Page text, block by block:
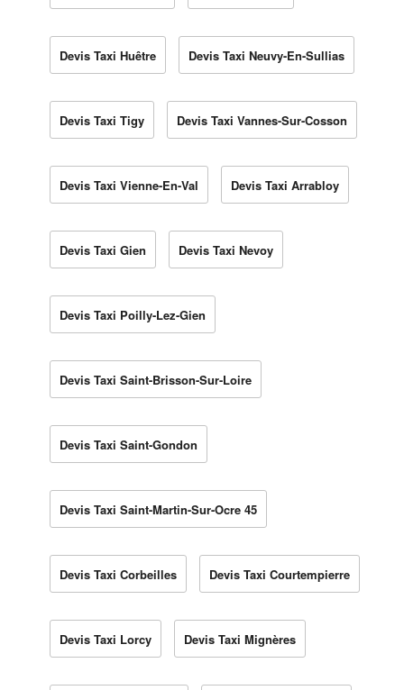
Devis Taxi Huêtre Devis Taxi Neuvy-En-Sullias
Devis Taxi Tigy Devis Taxi Vannes-Sur-Cosson
Devis Taxi Vienne-En-Val Devis Taxi Arrabloy
Devis Taxi Gien Devis Taxi Nevoy
Devis Taxi Poilly-Lez-Gien
Devis Taxi Saint-Brisson-Sur-Loire
Devis Taxi Saint-Gondon
Devis Taxi Saint-Martin-Sur-Ocre 45
Devis Taxi Corbeilles Devis Taxi Courtempierre
Devis Taxi Lorcy Devis Taxi Mignères